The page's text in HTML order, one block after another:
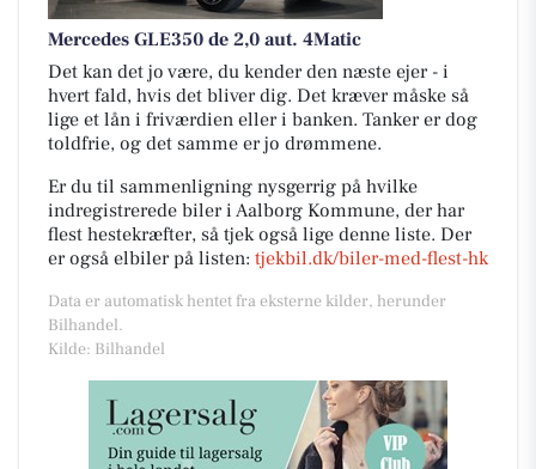
Mercedes GLE350 de 2,0 aut. 4Matic
Det kan det jo være, du kender den næste ejer - i
hvert fald, hvis det bliver dig. Det kræver måske så
lige et lån i friværdien eller i banken. Tanker er dog
toldfrie, og det samme er jo drømmene.
Er du til sammenligning nysgerrig på hvilke
indregistrerede biler i Aalborg Kommune, der har
flest hestekræfter, så tjek også lige denne liste. Der
er også elbiler på listen: tjekbil.dk/biler-med-flest-hk
Data er automatisk hentet fra eksterne kilder, herunder
Bilhandel.
Kilde: Bilhandel